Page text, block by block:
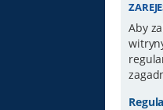
Aby